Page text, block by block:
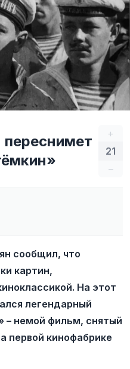
+
21
–
сообщил, что
картин,
На этот
легендарный
– немой фильм, снятый
первой кинофабрике